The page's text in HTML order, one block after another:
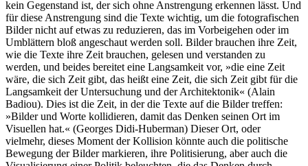
kein Gegenstand ist, der sich ohne Anstrengung erkennen lässt. Und
für diese Anstrengung sind die Texte wichtig, um die fotografischen
Bilder nicht auf etwas zu reduzieren, das im Vorbeigehen oder im
Umblättern bloß angeschaut werden soll. Bilder brauchen ihre Zeit,
wie die Texte ihre Zeit brauchen, gelesen und verstanden zu
werden, und beides bereitet eine Langsamkeit vor, »die eine Zeit
wäre, die sich Zeit gibt, das heißt eine Zeit, die sich Zeit gibt für die
Langsamkeit der Untersuchung und der Architektonik« (Alain
Badiou). Dies ist die Zeit, in der die Texte auf die Bilder treffen:
»Bilder und Worte kollidieren, damit das Denken seinen Ort im
Visuellen hat.« (Georges Didi-Huberman) Dieser Ort, oder
vielmehr, dieses Moment der Kollision könnte auch die politische
Bewegung der Bilder markieren, ihre Politisierung, aber auch die